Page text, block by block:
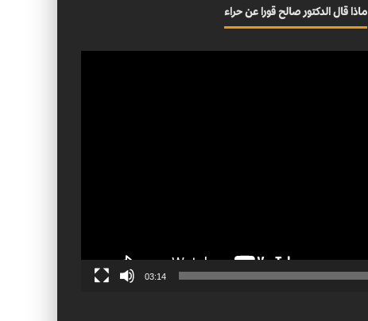
ماذا قال الدكتور صالح قورا عن حراء
03:14